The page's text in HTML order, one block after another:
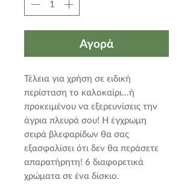
Αγορά
Τέλεια για χρήση σε ειδική
περίσταση το καλοκαίρι...ή
προκειμένου να εξερευνίσεις την
άγρια πλευρά σου! Η έγχρωμη
σειρά βλεφαρίδων θα σας
εξασφαλίσει ότι δεν θα περάσετε
απαρατήρητη! 6 διαφορετικά
χρώματα σε ένα δίσκιο.